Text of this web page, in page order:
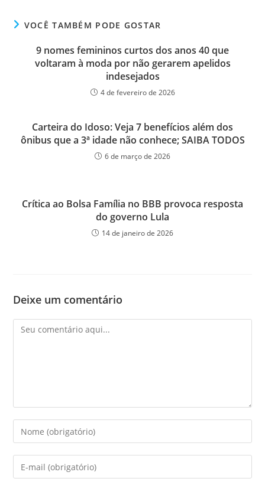
VOCÊ TAMBÉM PODE GOSTAR
9 nomes femininos curtos dos anos 40 que
voltaram à moda por não gerarem apelidos
indesejados
4 de fevereiro de 2026
Carteira do Idoso: Veja 7 benefícios além dos
ônibus que a 3ª idade não conhece; SAIBA TODOS
6 de março de 2026
Crítica ao Bolsa Família no BBB provoca resposta
do governo Lula
14 de janeiro de 2026
Deixe um comentário
Comentário
Digite
seu
nome
ou
Digite
seu